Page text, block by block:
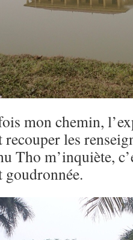
mon chemin,
les
Tho m’inquiète,
goudronnée.